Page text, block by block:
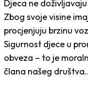
Djeca ne
Zbog svoje visine
procjenjuju brzinu
Sigurnost djece u
obveza – to je
člana našeg